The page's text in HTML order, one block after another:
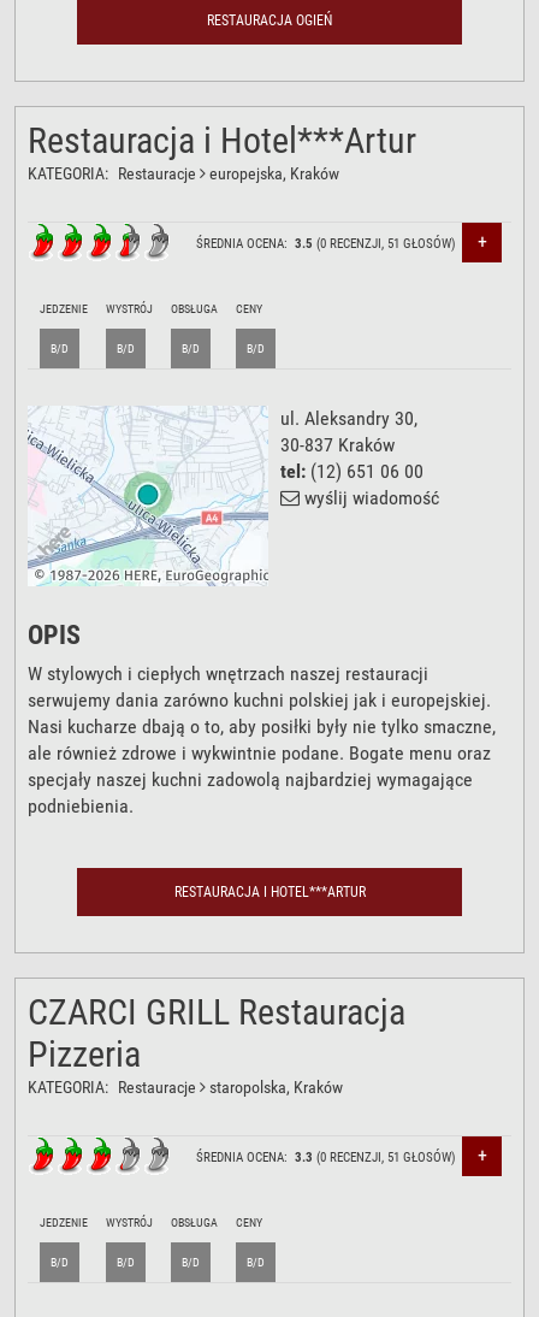
RESTAURACJA OGIEŃ
Restauracja i Hotel***Artur
KATEGORIA: Restauracje europejska, Kraków
ŚREDNIA OCENA:3.5 (0 RECENZJI, 51 GŁOSÓW) +
JEDZENIE
B/D
WYSTRÓJ
B/D
OBSŁUGA
B/D
CENY
B/D
ul. Aleksandry 30,
30-837 Kraków
tel: (12) 651 06 00
wyślij wiadomość
OPIS
W stylowych i ciepłych wnętrzach naszej restauracji
serwujemy dania zarówno kuchni polskiej jak i europejskiej.
Nasi kucharze dbają o to, aby posiłki były nie tylko smaczne,
ale również zdrowe i wykwintnie podane. Bogate menu oraz
specjały naszej kuchni zadowolą najbardziej wymagające
podniebienia.
RESTAURACJA I HOTEL***ARTUR
CZARCI GRILL Restauracja
Pizzeria
KATEGORIA: Restauracje staropolska, Kraków
ŚREDNIA OCENA:3.3 (0 RECENZJI, 51 GŁOSÓW) +
JEDZENIE
B/D
WYSTRÓJ
B/D
OBSŁUGA
B/D
CENY
B/D